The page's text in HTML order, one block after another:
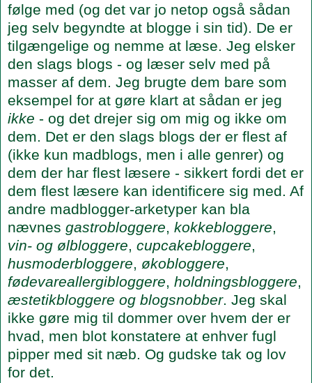
følge med (og det var jo netop også sådan
jeg selv begyndte at blogge i sin tid). De er
tilgængelige og nemme at læse. Jeg elsker
den slags blogs - og læser selv med på
masser af dem. Jeg brugte dem bare som
eksempel for at gøre klart at sådan er jeg
ikke - og det drejer sig om mig og ikke om
dem. Det er den slags blogs der er flest af
(ikke kun madblogs, men i alle genrer) og
dem der har flest læsere - sikkert fordi det er
dem flest læsere kan identificere sig med. Af
andre madblogger-arketyper kan bla
nævnes gastrobloggere, kokkebloggere,
vin- og ølbloggere, cupcakebloggere,
husmoderbloggere, økobloggere,
fødevareallergibloggere, holdningsbloggere,
æstetikbloggere og blogsnobber. Jeg skal
ikke gøre mig til dommer over hvem der er
hvad, men blot konstatere at enhver fugl
pipper med sit næb. Og gudske tak og lov
for det.